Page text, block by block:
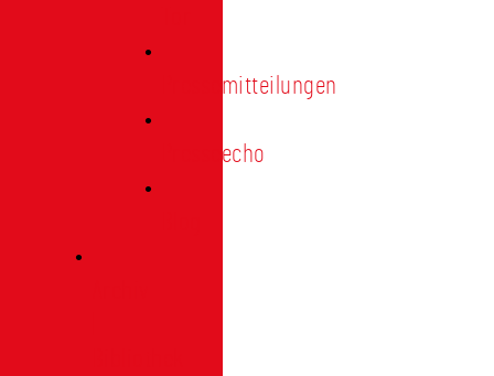
Pressemitteilungen
Presseecho